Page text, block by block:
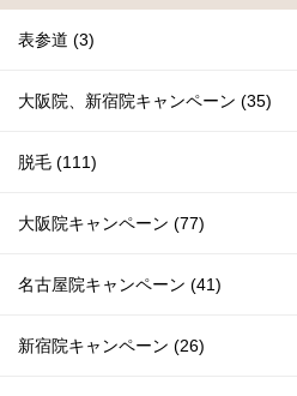
表参道 (3)
大阪院、新宿院キャンペーン (35)
脱毛 (111)
大阪院キャンペーン (77)
名古屋院キャンペーン (41)
新宿院キャンペーン (26)